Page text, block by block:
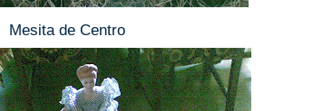
Mesita de Centro